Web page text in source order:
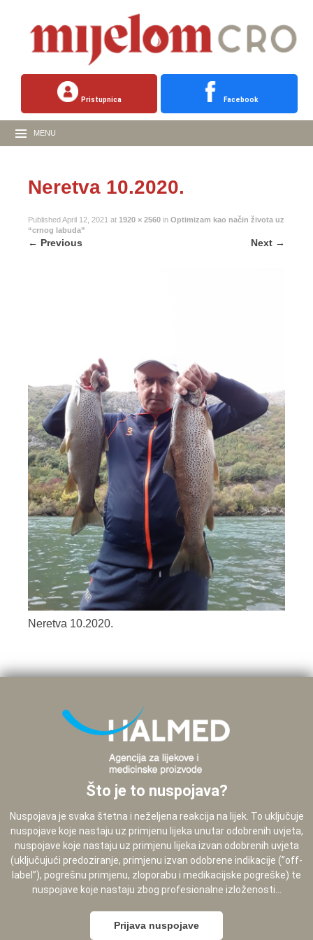
Pristupnica Facebook
MENU
Neretva 10.2020.
PublishedApril 12, 2021 at 1920 × 2560 in Optimizam kao način života uz
“crnog labuda”
← Previous Next →
Neretva 10.2020.
Što je to nuspojava?
Nuspojava je svaka štetna i neželjena reakcija na lijek. To uključuje
nuspojave koje nastaju uz primjenu lijeka unutar odobrenih uvjeta,
nuspojave koje nastaju uz primjenu lijeka izvan odobrenih uvjeta
(uključujući predoziranje, primjenu izvan odobrene indikacije (”off-
label”), pogrešnu primjenu, zloporabu i medikacijske pogreške) te
nuspojave koje nastaju zbog profesionalne izloženosti...
Prijava nuspojave